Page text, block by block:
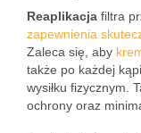
Reaplikacja filtra
zapewnienia
Zaleca się, aby
także po każdej
wysiłku fizycznym.
ochrony oraz